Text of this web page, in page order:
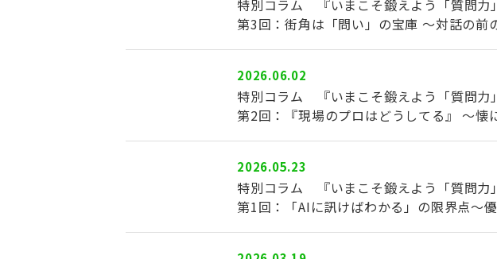
特別コラム 『いまこそ鍛えよう「質問力
第3回：街角は「問い」の宝庫 ～対話の前
2026.06.02
特別コラム 『いまこそ鍛えよう「質問力
第2回：『現場のプロはどうしてる』 ～懐
2026.05.23
特別コラム 『いまこそ鍛えよう「質問力
第1回：「AIに訊けばわかる」の限界点～